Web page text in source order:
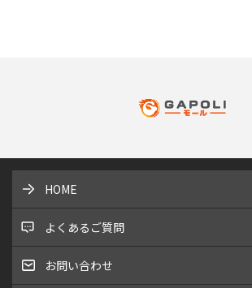
HOME
よくあるご質問
お問い合わせ